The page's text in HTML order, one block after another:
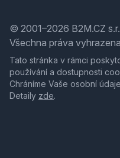
© 2001–2026 B2M.CZ
Všechna práva
Tato stránka v rámci
používání a dostupnosti
Chráníme Vaše osobní
Detaily zde.